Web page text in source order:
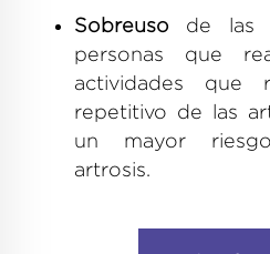
Sobreusode las
personas que
actividades que
repetitivo de las
un mayor
artrosis.